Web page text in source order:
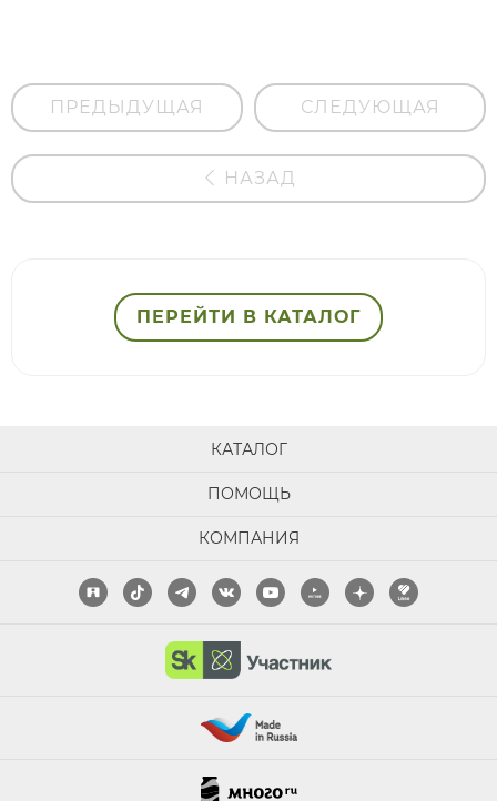
ПРЕДЫДУЩАЯ СЛЕДУЮЩАЯ
НАЗАД
ПЕРЕЙТИ В КАТАЛОГ
КАТАЛОГ
ПОМОЩЬ
КОМПАНИЯ